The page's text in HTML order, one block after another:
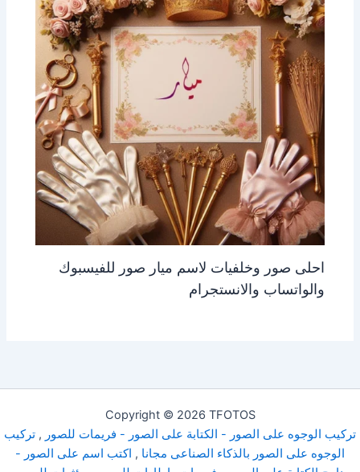
احلى صور وخلفيات لاسم ميار صور للفيسبوك
والواتساب والانستجرام
Copyright © 2026 TFOTOS
تركيب الوجوه على الصور - الكتابة على الصور - فريمات للصور , تركيب
الوجوه على الصور بالذكاء الصناعى مجانا , اكتب اسم على الصور -